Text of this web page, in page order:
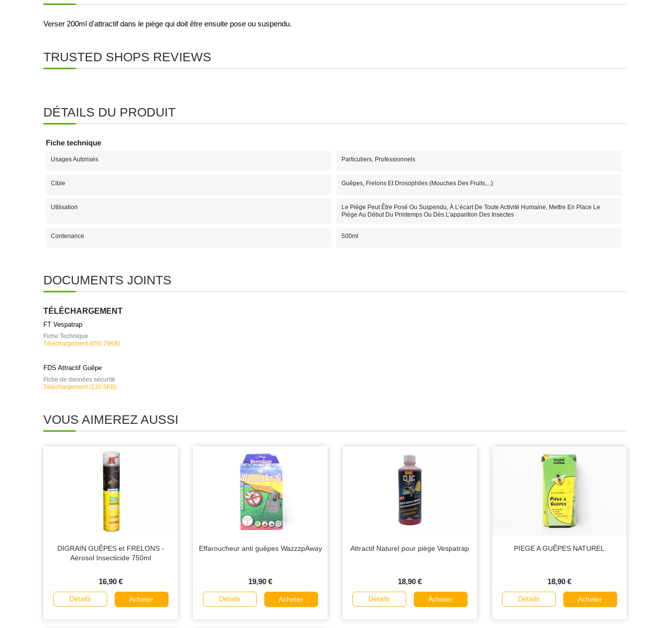
Verser 200ml d'attractif dans le piège qui doit être ensuite pose ou suspendu.
TRUSTED SHOPS REVIEWS
DÉTAILS DU PRODUIT
Fiche technique
Usages Autorisés Particuliers, Professionnels
Cible Guêpes, Frelons Et Drosophiles (mouches Des Fruits,...)
Utilisation
Le Piège Peut Être Posé Ou Suspendu, À L’écart De Toute Activité Humaine, Mettre En Place Le
Piège Au Début Du Printemps Ou Dès L’apparition Des Insectes
Contenance 500ml
DOCUMENTS JOINTS
TÉLÉCHARGEMENT
FT Vespatrap
Fiche Technique
Téléchargement (650.79KB)
FDS Attractif Guêpe
Fiche de données sécurité
Téléchargement (130.5KB)
VOUS AIMEREZ AUSSI
DIGRAIN GUÊPES et FRELONS -
Aérosol Insecticide 750ml
16,90 €
Détails Acheter
Effaroucheur anti guêpes WazzzpAway
19,90 €
Détails Acheter
Attractif Naturel pour piège Vespatrap
18,90 €
Détails Acheter
PIEGE A GUÊPES NATUREL
18,90 €
Détails Acheter